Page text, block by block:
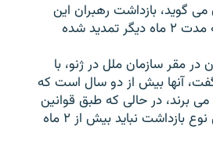
می گوید، بازداشت رهبران این
اقلیت مذهبی در ایران به مدت ۲ ماه دیگر تمدید شده
در مقر سازمان ملل در ژنو، با
گفت، آنها بیش از دو سال است که
برند، در حالی که طبق قوانین
خود جمهوری اسلامی این نوع بازداشت نباید بیش از ۲ ماه